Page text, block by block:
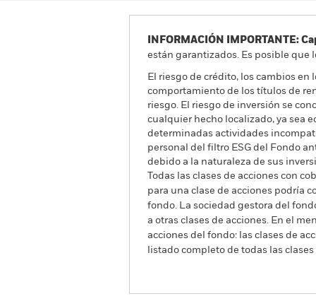
INFORMACIÓN IMPORTANTE:
están garantizados. Es posible
El riesgo de crédito, los cambios
comportamiento de los títulos de
riesgo. El riesgo de inversión se
cualquier hecho localizado, ya sea
determinadas actividades
personal del filtro ESG del Fondo
debido a la naturaleza de sus
Todas las clases de acciones con
para una clase de acciones podría
fondo. La sociedad gestora del
a otras clases de acciones. En el
acciones del fondo: las clases de
listado completo de todas las